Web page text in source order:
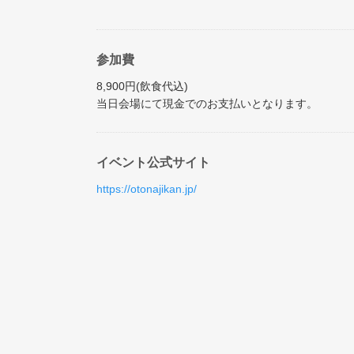
参加費
8,900円(飲食代込)
当日会場にて現金でのお支払いとなります。
イベント公式サイト
https://otonajikan.jp/